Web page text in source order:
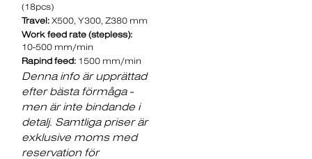
(18pcs)
Travel: X500, Y300, Z380 mm
Work feed rate (stepless):
10-500 mm/min
Rapind feed: 1500 mm/min
Denna info är upprättad
efter bästa förmåga -
men är inte bindande i
detalj. Samtliga priser är
exklusive moms med
reservation för